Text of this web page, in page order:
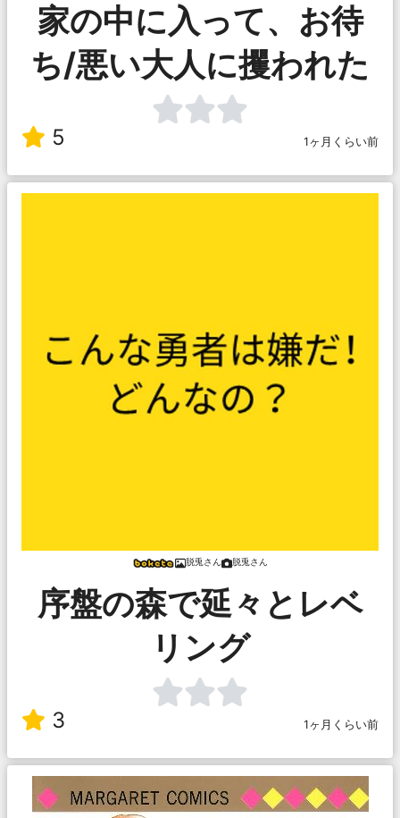
家の中に入って、お待
ち/悪い大人に攫われた
5 1ヶ月くらい前
脱兎さん 脱兎さん
序盤の森で延々とレベ
リング
3 1ヶ月くらい前